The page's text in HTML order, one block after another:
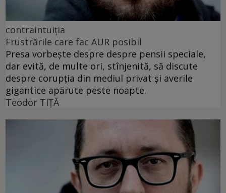
contraintuiția
Frustrările care fac AUR posibil
Presa vorbește despre despre pensii speciale,
dar evită, de multe ori, stînjenită, să discute
despre corupția din mediul privat și averile
gigantice apărute peste noapte.
Teodor TIŢĂ